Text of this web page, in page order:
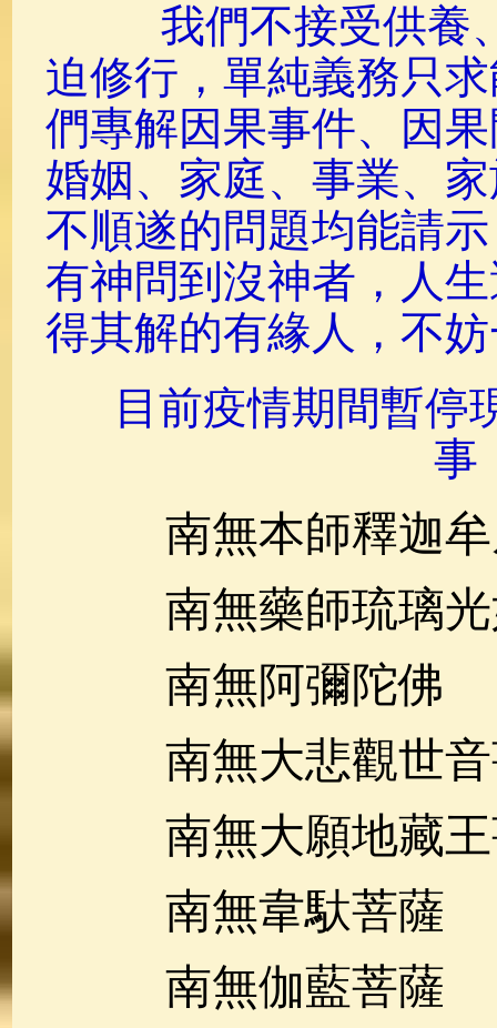
我們不接受供養、
迫修行，單純義務只
們專解因果事件、因
婚姻、家庭、事業、
不順遂的問題均能請
有神問到沒神者，人
得其解的有緣人，不
目前疫情期間暫停
事
南無本師釋迦牟
南無藥師琉璃光
南無阿彌陀佛
南無大悲觀世音
南無大願地藏王
南無韋馱菩薩
南無伽藍菩薩